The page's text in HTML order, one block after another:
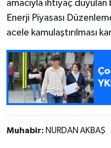
amacıyla ihtiyaç duyulan
Enerji Piyasası
acele kamulaştırılması
Muhabir: NURDAN AKBAŞ